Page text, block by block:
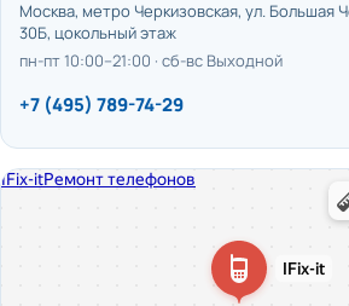
Москва, метро Черкизовская, ул. Большая
30Б, цокольный этаж
пн-пт 10:00–21:00 · сб-вс Выходной
+7 (495) 789-74-29